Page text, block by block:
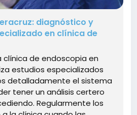
diagnóstico y
en clínica de
clínica de endoscopia en
estudios especializados
detalladamente el sistema
tener un análisis certero
Regularmente los